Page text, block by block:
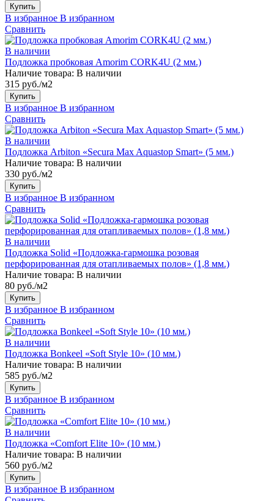
Купить
В избранное В избранном
Сравнить
В наличии
Подложка пробковая Amorim CORK4U (2 мм.)
Наличие товара: В наличии
315 руб./м2
Купить
В избранное В избранном
Сравнить
В наличии
Подложка Arbiton «Secura Max Aquastop Smart» (5 мм.)
Наличие товара: В наличии
330 руб./м2
Купить
В избранное В избранном
Сравнить
В наличии
Подложка Solid «Подложка-гармошка розовая
перфорированная для отапливаемых полов» (1,8 мм.)
Наличие товара: В наличии
80 руб./м2
Купить
В избранное В избранном
Сравнить
В наличии
Подложка Bonkeel «Soft Style 10» (10 мм.)
Наличие товара: В наличии
585 руб./м2
Купить
В избранное В избранном
Сравнить
В наличии
Подложка «Comfort Elite 10» (10 мм.)
Наличие товара: В наличии
560 руб./м2
Купить
В избранное В избранном